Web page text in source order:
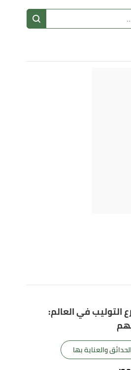
التوليب في العالم:
والعناية بها